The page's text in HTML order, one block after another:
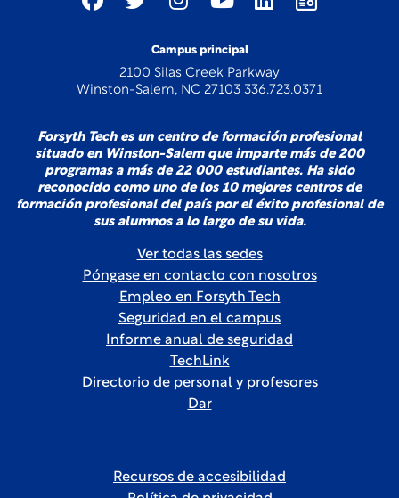
Campus principal
2100 Silas Creek Parkway
Winston-Salem, NC 27103 336.723.0371
Forsyth Tech es un centro de formación profesional
situado en Winston-Salem que imparte más de 200
programas a más de 22 000 estudiantes. Ha sido
reconocido como uno de los 10 mejores centros de
formación profesional del país por el éxito profesional de
sus alumnos a lo largo de su vida.
Ver todas las sedes
Póngase en contacto con nosotros
Empleo en Forsyth Tech
Seguridad en el campus
Informe anual de seguridad
TechLink
Directorio de personal y profesores
Dar
Recursos de accesibilidad